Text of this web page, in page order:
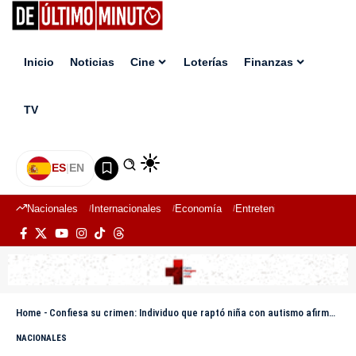
Inicio Noticias Cine Loterías Finanzas
TV
ES|EN
Nacionales Internacionales Economía Entretenimiento
Home - Confiesa su crimen: Individuo que raptó niña con autismo afirma que abusado de ella
NACIONALES